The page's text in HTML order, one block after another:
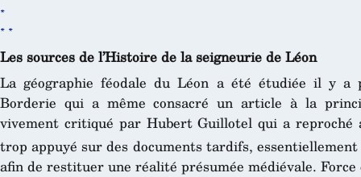
*
* *
Les sources de l’Histoire de la seigneurie de Léon
La géographie féodale du Léon a été étudiée il y a
Borderie qui a même consacré un article à la
vivement critiqué par Hubert Guillotel qui a reproché
trop appuyé sur des documents tardifs,
afin de restituer une réalité présumée médiévale.